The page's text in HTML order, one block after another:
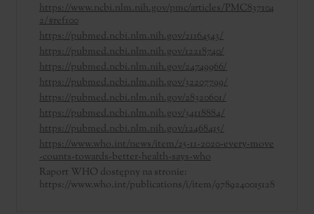
https://www.ncbi.nlm.nih.gov/pmc/articles/PMC837104
2/#ref100
https://pubmed.ncbi.nlm.nih.gov/21164543/
https://pubmed.ncbi.nlm.nih.gov/12218740/
https://pubmed.ncbi.nlm.nih.gov/24749966/
https://pubmed.ncbi.nlm.nih.gov/32207799/
https://pubmed.ncbi.nlm.nih.gov/28320601/
https://pubmed.ncbi.nlm.nih.gov/34118884/
https://pubmed.ncbi.nlm.nih.gov/12468415/
https://www.who.int/news/item/25-11-2020-every-move
-counts-towards-better-health-says-who
Raport WHO dostępny na stronie:
https://www.who.int/publications/i/item/9789240015128